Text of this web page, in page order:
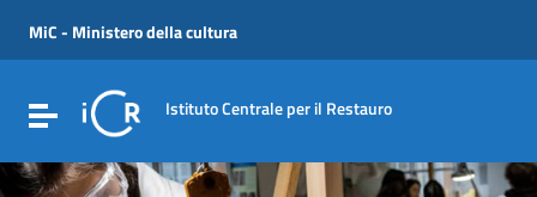
Vai al menu di navigazione
Vai al footer
MiC - Ministero della cultura
Attiva / disattiva la navigazione
Istituto Centrale per il Restauro